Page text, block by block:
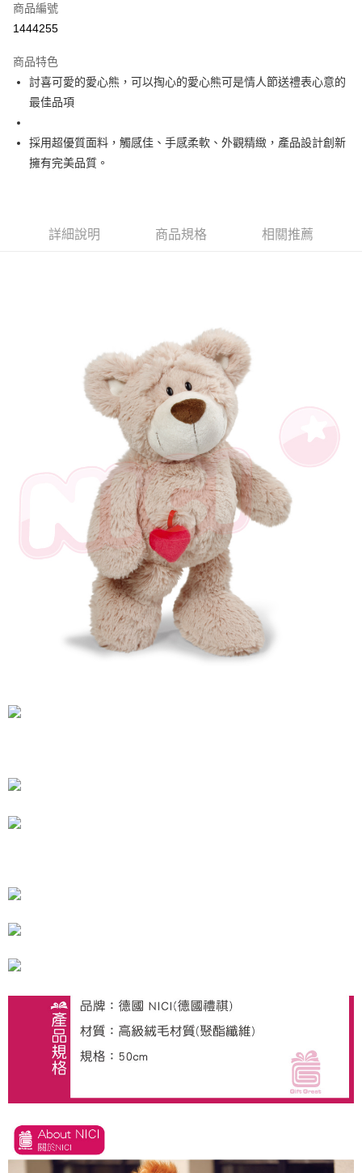
LINE Pay
街口支付
悠遊付
AFTEE先享後付
相關說明
２．便利：只要手機號碼，簡訊認證，即可結帳。
３．收到繳費通知簡訊後14天內，點擊此簡訊中的連結，可透過四大超商／
ATM／網路銀行／等多元方式進行付款，方視為交易完成。
※ 請注意：結帳手續完成當下不需立刻繳費，但若您需要取消訂單，請聯絡
購買商品的店家。未經商家同意取消之訂單仍視為有效，需透過AFTEE先享
後付繳納相關費用。
※ 交易是否成功請以「AFTEE先享後付 」之結帳頁面顯示為準，若有關於
是否繳費成功／繳費後需取消欲退款等相關疑問，請聯繫「AFTEE先享後付
https://netprotections.freshdesk.com/support/home
【注意事項】
１．透過由恩沛科技股份有限公司提供之「AFTEE先享後付」服務完成之交
易，需依本服務之必要範圍內提供個人資料，並將交易相關給付款項請求債
權轉讓予恩沛科技股份有限公司。
２．關於個人資料處理事宜，請瀏覽以下網址：
https://aftee.tw/terms/#terms3
３．未成年的使用者請事先徵得法定代理人或監護人之同意方可使用
「AFTEE先享後付」，若未經同意申辦者引起之損失，本公司不負相關責
４．使用「AFTEE先享後付」時，將依據個別帳號之用戶狀況，依本公司即
時審查核予不同之上限額度；若仍有額度不足之情形，本公司將視審查結果
請求用戶進行身份認證。
５．嚴禁一人註冊多個帳號或使用他人資訊註冊。若發現惡意使用之情形，
恩沛科技股份有限公司將有權停止該用戶之使用額度並採取法律行動。
運送方式
商品編號
1444255
商品特色
討喜可愛的愛心熊，可以掏心的愛心熊可是情人節送禮表心意的
最佳品項
採用超優質面料，觸感佳、手感柔軟、外觀精緻，產品設計創新
擁有完美品質。
詳細說明 商品規格 相關推薦